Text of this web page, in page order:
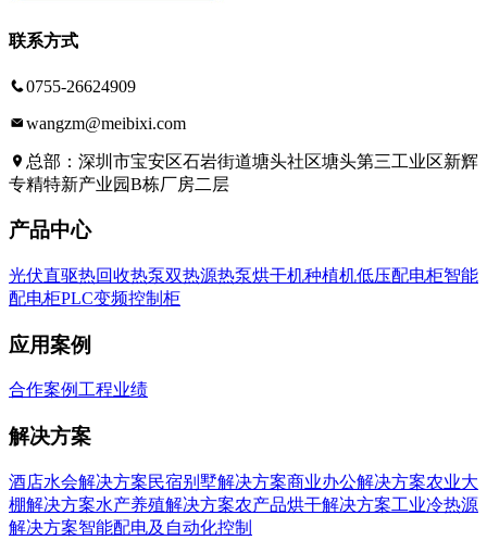
联系方式
0755-26624909
wangzm@meibixi.com
总部：深圳市宝安区石岩街道塘头社区塘头第三工业区新辉
专精特新产业园B栋厂房二层
产品中心
光伏直驱热回收热泵双热源热泵烘干机种植机低压配电柜智能
配电柜PLC变频控制柜
应用案例
合作案例 工程业绩
解决方案
酒店水会解决方案民宿别墅解决方案商业办公解决方案农业大
棚解决方案水产养殖解决方案农产品烘干解决方案工业冷热源
解决方案智能配电及自动化控制